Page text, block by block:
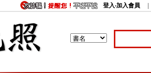
登入‧加入會員